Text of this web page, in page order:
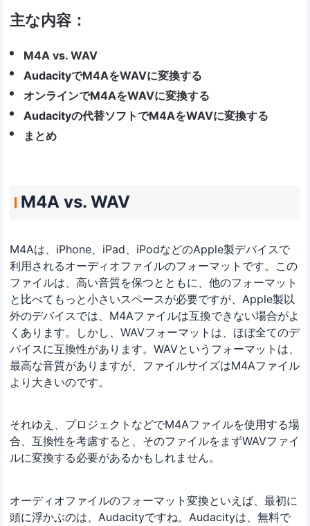
主な内容：
M4A vs. WAV
AudacityでM4AをWAVに変換する
オンラインでM4AをWAVに変換する
Audacityの代替ソフトでM4AをWAVに変換する
まとめ
M4A vs. WAV
M4Aは、iPhone、iPad、iPodなどのApple製デバイスで
利用されるオーディオファイルのフォーマットです。この
ファイルは、高い音質を保つとともに、他のフォーマット
と比べてもっと小さいスペースが必要ですが、Apple製以
外のデバイスでは、M4Aファイルは互換できない場合がよ
くあります。しかし、WAVフォーマットは、ほぼ全てのデ
バイスに互換性があります。WAVというフォーマットは、
最高な音質がありますが、ファイルサイズはM4Aファイル
より大きいのです。
それゆえ、プロジェクトなどでM4Aファイルを使用する場
合、互換性を考慮すると、そのファイルをまずWAVファイ
ルに変換する必要があるかもしれません。
オーディオファイルのフォーマット変換といえば、最初に
頭に浮かぶのは、Audacityですね。Audacityは、無料で